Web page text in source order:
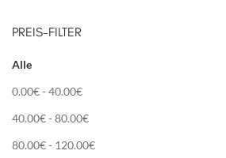
PREIS-FILTER
Alle
0.00€- 40.00€
40.00€- 80.00€
80.00€- 120.00€